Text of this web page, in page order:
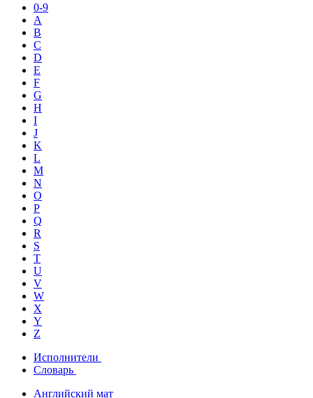
0-9
A
B
C
D
E
F
G
H
I
J
K
L
M
N
O
P
Q
R
S
T
U
V
W
X
Y
Z
Исполнители
Словарь
Английский мат